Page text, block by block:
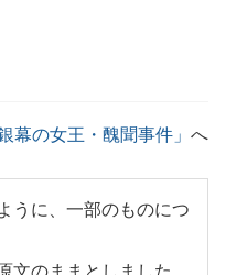
幕の女王・醜聞事件」 へ
うに、一部のものにつ
文のままとしました